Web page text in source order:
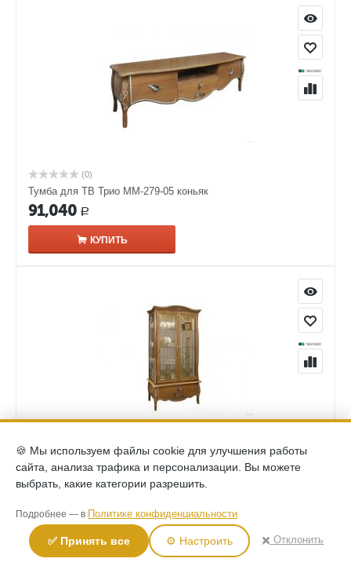
(0)
Тумба для ТВ Трио ММ-279-05 коньяк
91,040 Р
КУПИТЬ
(0)
Шкаф с витриной Трио ММ-279-02 коньяк
193,870 Р
КУПИТЬ
🍪 Мы используем файлы cookie для улучшения работы
сайта, анализа трафика и персонализации. Вы можете
выбрать, какие категории разрешить.
Подробнее — в Политике конфиденциальности
✅ Принять все ⚙️ Настроить ✖️ Отклонить